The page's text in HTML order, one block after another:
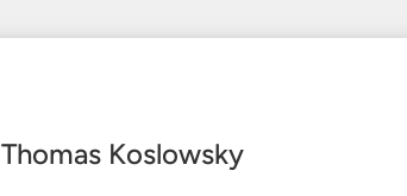
Thomas Koslowsky